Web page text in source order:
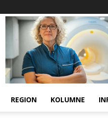
REGION KOLUMNE